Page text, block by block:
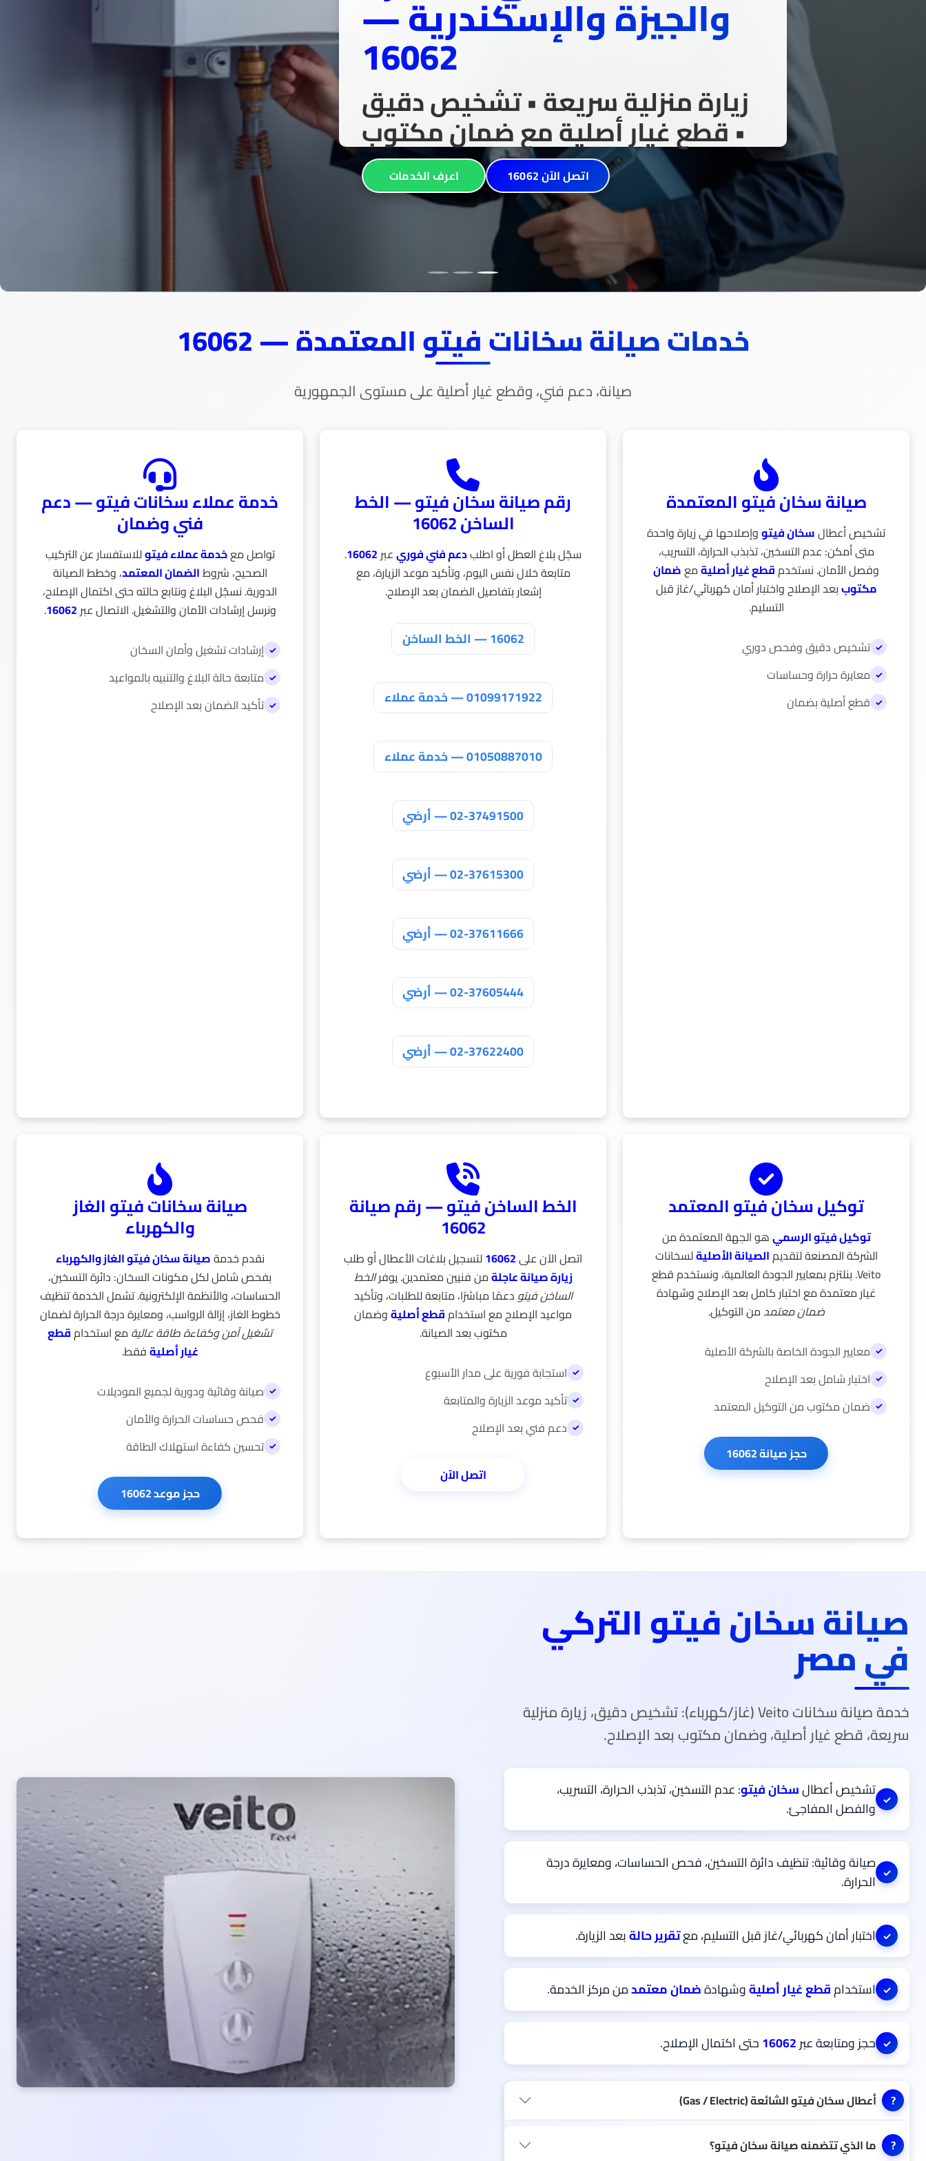
والجيزة والإسكندرية —
16062
زيارة منزلية سريعة • تشخيص دقيق
• قطع غيار أصلية مع ضمان مكتوب
اتصل الآن 16062 اعرف الخدمات
خدمات صيانة سخانات فيتو المعتمدة — 16062
صيانة، دعم فني، وقطع غيار أصلية على مستوى الجمهورية
صيانة سخان فيتو المعتمدة
تشخيص أعطالسخان فيتووإصلاحها في زيارة واحدة
متى أمكن: عدم التسخين، تذبذب الحرارة، التسريب،
وفصل الأمان. نستخدمقطع غيار أصليةمعضمان
مكتوببعد الإصلاح واختبار أمان كهربائي/غاز قبل
التسليم.
تشخيص دقيق وفحص دوري
معايرة حرارة وحساسات
قطع أصلية بضمان
رقم صيانة سخان فيتو — الخط
الساخن 16062
سجّل بلاغ العطل أو اطلبدعم فني فوريعبر16062
.
متابعة خلال نفس اليوم، وتأكيد موعد الزيارة، مع
إشعار بتفاصيل الضمان بعد الإصلاح.
16062 — الخط الساخن
01099171922 — خدمة عملاء
01050887010 — خدمة عملاء
02-37491500 — أرضي
02-37615300 — أرضي
02-37611666 — أرضي
02-37605444 — أرضي
02-37622400 — أرضي
خدمة عملاء سخانات فيتو — دعم
فني وضمان
تواصل معخدمة عملاء فيتوللاستفسار عن التركيب
الصحيح، شروطالضمان المعتمد، وخطط الصيانة
الدورية. نسجّل البلاغ ونتابع حالته حتى اكتمال الإصلاح،
ونرسل إرشادات الأمان والتشغيل. الاتصال عبر16062
.
إرشادات تشغيل وأمان السخان
متابعة حالة البلاغ والتنبيه بالمواعيد
تأكيد الضمان بعد الإصلاح
توكيل سخان فيتو المعتمد
توكيل فيتو الرسميهو الجهة المعتمدة من
الشركة المصنعة لتقديمالصيانة الأصليةلسخانات
Veito. بنلتزم بمعايير الجودة العالمية، ونستخدم قطع
غيار معتمدة مع اختبار كامل بعد الإصلاح وشهادة
ضمان معتمدمن التوكيل.
معايير الجودة الخاصة بالشركة الأصلية
اختبار شامل بعد الإصلاح
ضمان مكتوب من التوكيل المعتمد
حجز صيانة 16062 توكيل سخانات Veito المعتمد، مركز صيانة رسمي، قطع غيار أصلية وضمان الشركة.
الخط الساخن فيتو — رقم صيانة
16062
اتصل الآن على16062لتسجيل بلاغات الأعطال أو طلب
زيارة صيانة عاجلةمن فنيين معتمدين. يوفرالخط
الساخن فيتو دعمًا مباشرًا، متابعة للطلبات، وتأكيد
مواعيد الإصلاح مع استخدامقطع أصليةوضمان
مكتوب بعد الصيانة.
استجابة فورية على مدار الأسبوع
تأكيد موعد الزيارة والمتابعة
دعم فني بعد الإصلاح
اتصل الآن
صيانة سخانات فيتو الغاز
والكهرباء
نقدم خدمةصيانة سخان فيتو الغاز والكهرباء
بفحص شامل لكل مكونات السخان: دائرة التسخين،
الحساسات، والأنظمة الإلكترونية. تشمل الخدمة تنظيف
خطوط الغاز، إزالة الرواسب، ومعايرة درجة الحرارة لضمان
تشغيل آمن وكفاءة طاقة عالية مع استخدامقطع
غيار أصليةفقط.
صيانة وقائية ودورية لجميع الموديلات
فحص حساسات الحرارة والأمان
تحسين كفاءة استهلاك الطاقة
حجز موعد 16062 صيانة سخانات Veito الغاز والكهرباء، تنظيف دائرة التسخين، معايرة الحرارة، فحص التسريب، وقطع أصلية.
صيانة سخان فيتو التركي
في مصر
خدمة صيانة سخانات Veito (غاز/كهرباء): تشخيص دقيق، زيارة منزلية
سريعة، قطع غيار أصلية، وضمان مكتوب بعد الإصلاح.
تشخيص أعطالسخان فيتو: عدم التسخين، تذبذب الحرارة، التسريب،
والفصل المفاجئ.
صيانة وقائية: تنظيف دائرة التسخين، فحص الحساسات، ومعايرة درجة
الحرارة.
اختبار أمان كهربائي/غاز قبل التسليم، معتقرير حالةبعد الزيارة.
استخدامقطع غيار أصليةوشهادةضمان معتمدمن مركز الخدمة.
حجز ومتابعة عبر16062حتى اكتمال الإصلاح.
صيانة سخانات Veito، صيانة سخان فيتو غاز وكهرباء، قطع أصلية، ضمان معتمد، تقرير صيانة، حجز 16062.
أعطال سخان فيتو الشائعة (Gas / Electric)
ما الذي تتضمنه صيانة سخان فيتو؟